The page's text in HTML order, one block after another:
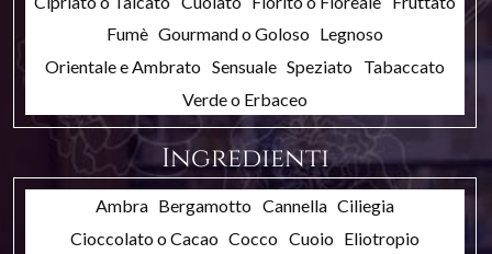
Fumè Gourmand o Goloso Legnoso
Orientale e Ambrato Sensuale Speziato Tabaccato
Verde o Erbaceo
Ingredienti
Ambra Bergamotto Cannella Ciliegia
Cioccolato o Cacao Cocco Cuoio Eliotropio